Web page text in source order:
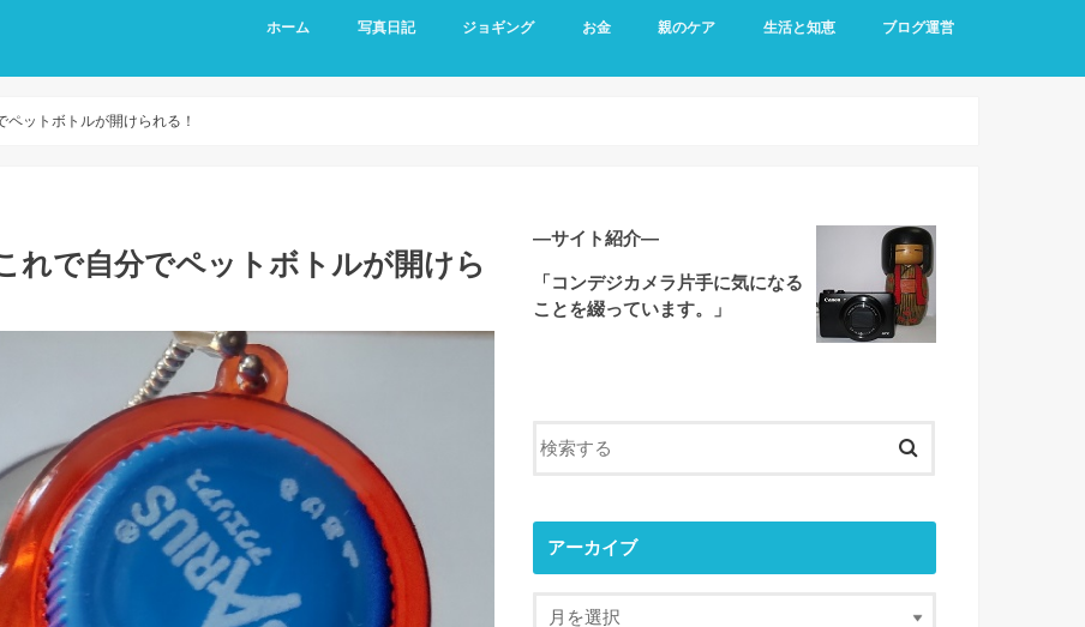
ホーム 写真日記 ジョギング お金 親のケア 生活と知恵 ブログ運営
ットボトルが開けられる！
れで自分でペットボトルが開けら
―サイト紹介―
「コンデジカメラ片手に気になる
ことを綴っています。」
アーカイブ